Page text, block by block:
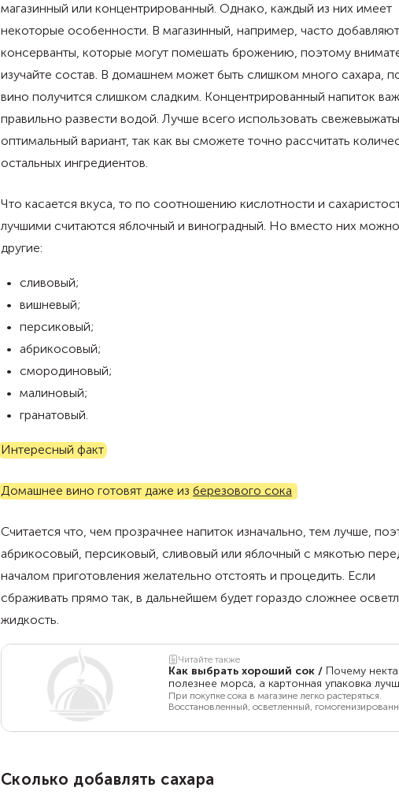
магазинный или концентрированный. Однако, каждый из них имеет
некоторые особенности. В магазинный, например, часто добавляют
консерванты, которые могут помешать брожению, поэтому
изучайте состав. В домашнем может быть слишком много сахара,
вино получится слишком сладким. Концентрированный напиток
правильно развести водой. Лучше всего использовать
оптимальный вариант, так как вы сможете точно рассчитать
остальных ингредиентов.
Что касается вкуса, то по соотношению кислотности и
лучшими считаются яблочный и виноградный. Но вместо них можно
другие:
сливовый;
вишневый;
персиковый;
абрикосовый;
смородиновый;
малиновый;
гранатовый.
Интересный факт
Домашнее вино готовят даже из березового сока
Считается что, чем прозрачнее напиток изначально, тем лучше,
абрикосовый, персиковый, сливовый или яблочный с мякотью
началом приготовления желательно отстоять и процедить. Если
сбраживать прямо так, в дальнейшем будет гораздо сложнее
жидкость.
Читайте также
Как выбрать хороший сок / Почему
полезнее морса, а картонная упаковка
стеклянной
При покупке сока в магазине легко растеряться.
Восстановленный, осветленный,
сахара и без — выбор напитков огромный. Food.ru
Сколько добавлять сахара